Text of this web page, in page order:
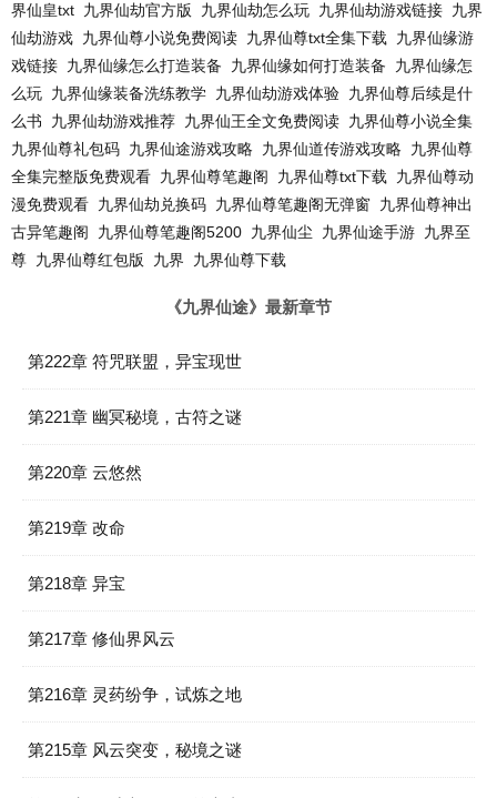
界仙皇txt 九界仙劫官方版 九界仙劫怎么玩 九界仙劫游戏链接 九界
仙劫游戏 九界仙尊小说免费阅读 九界仙尊txt全集下载
九界仙缘游
戏链接 九界仙缘怎么打造装备 九界仙缘如何打造装备
九界仙缘怎
么玩 九界仙缘装备洗练教学 九界仙劫游戏体验 九界仙尊后续是什
么书
九界仙劫游戏推荐 九界仙王全文免费阅读 九界仙尊小说全集
九界仙尊礼包码 九界仙途游戏攻略 九界仙道传游戏攻略 九界仙尊
全集完整版免费观看 九界仙尊笔趣阁 九界仙尊txt下载
九界仙尊动
漫免费观看 九界仙劫兑换码 九界仙尊笔趣阁无弹窗 九界仙尊神出
古异笔趣阁
九界仙尊笔趣阁5200 九界仙尘 九界仙途手游 九界至
尊 九界仙尊红包版 九界 九界仙尊下载
《九界仙途》最新章节
第222章 符咒联盟，异宝现世
第221章 幽冥秘境，古符之谜
第220章 云悠然
第219章 改命
第218章 异宝
第217章 修仙界风云
第216章 灵药纷争，试炼之地
第215章 风云突变，秘境之谜